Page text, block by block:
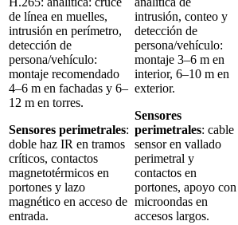
de línea en muelles,
intrusión en perímetro,
detección de
persona/vehículo:
montaje recomendado
4–6 m en fachadas y 6–
12 m en torres.
Sensores perimetrales:
doble haz IR en tramos
críticos, contactos
magnetotérmicos en
portones y lazo
magnético en acceso de
entrada.
intrusión, conteo y
detección de
persona/vehículo:
montaje 3–6 m en
interior, 6–10 m en
exterior.
Sensores
perimetrales: cable
sensor en vallado
perimetral y
contactos en
portones, apoyo con
microondas en
accesos largos.